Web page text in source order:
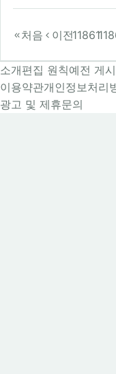
처음 이전11861
소개편집 원칙예전 게
이용약관개인정보처리
광고 및 제휴문의